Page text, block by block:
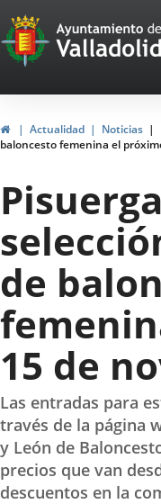
Portal
Web
del
de
Valladolid
HomeActualidad Noticias
baloncesto femenina el
de
15 de
Las entradas para
través de la página
y León de
precios que van
descuentos en la